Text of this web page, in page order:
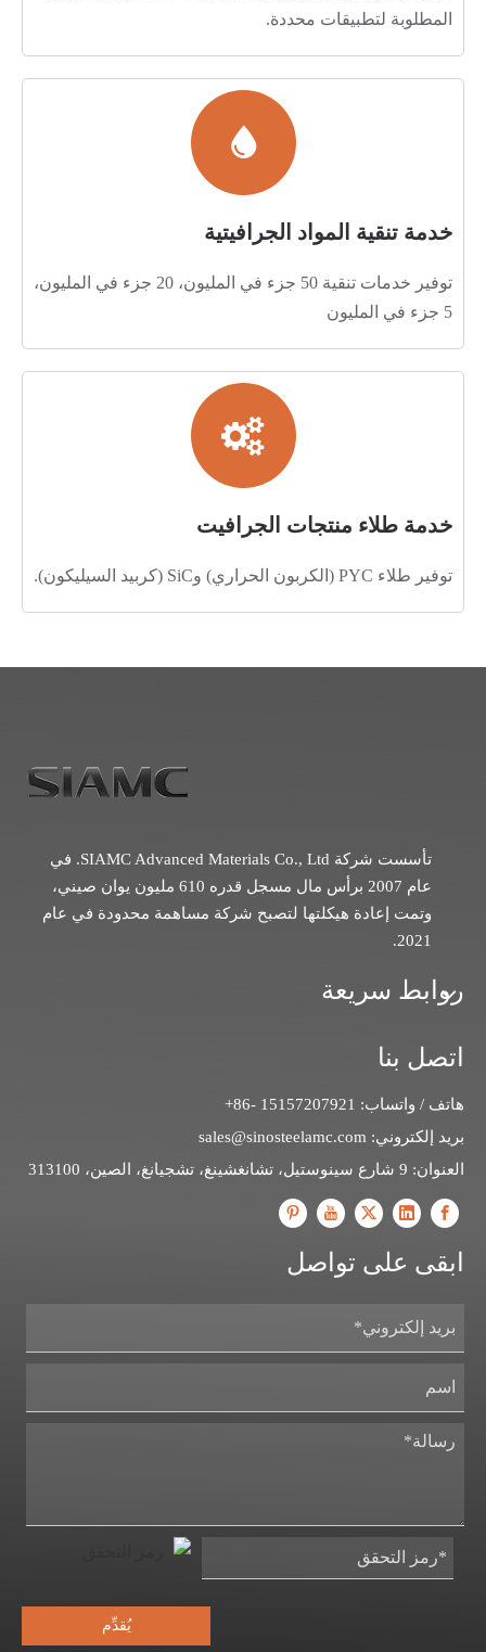
المطلوبة لتطبيقات محددة.
خدمة تنقية المواد الجرافيتية
توفير خدمات تنقية 50 جزء في المليون، 20 جزء في المليون،
5 جزء في المليون
خدمة طلاء منتجات الجرافيت
توفير طلاء PYC (الكربون الحراري) وSiC (كربيد السيليكون).
تأسست شركة SIAMC Advanced Materials Co., Ltd. في
عام 2007 برأس مال مسجل قدره 610 مليون يوان صيني،
وتمت إعادة هيكلتها لتصبح شركة مساهمة محدودة في عام
2021.
روابط سريعة
اتصل بنا
هاتف / واتساب: 15157207921 -86+
بريد إلكتروني: sales@sinosteelamc.com
العنوان: 9 شارع سينوستيل، تشانغشينغ، تشجيانغ، الصين، 313100
ابقى على تواصل
يُقدِّم